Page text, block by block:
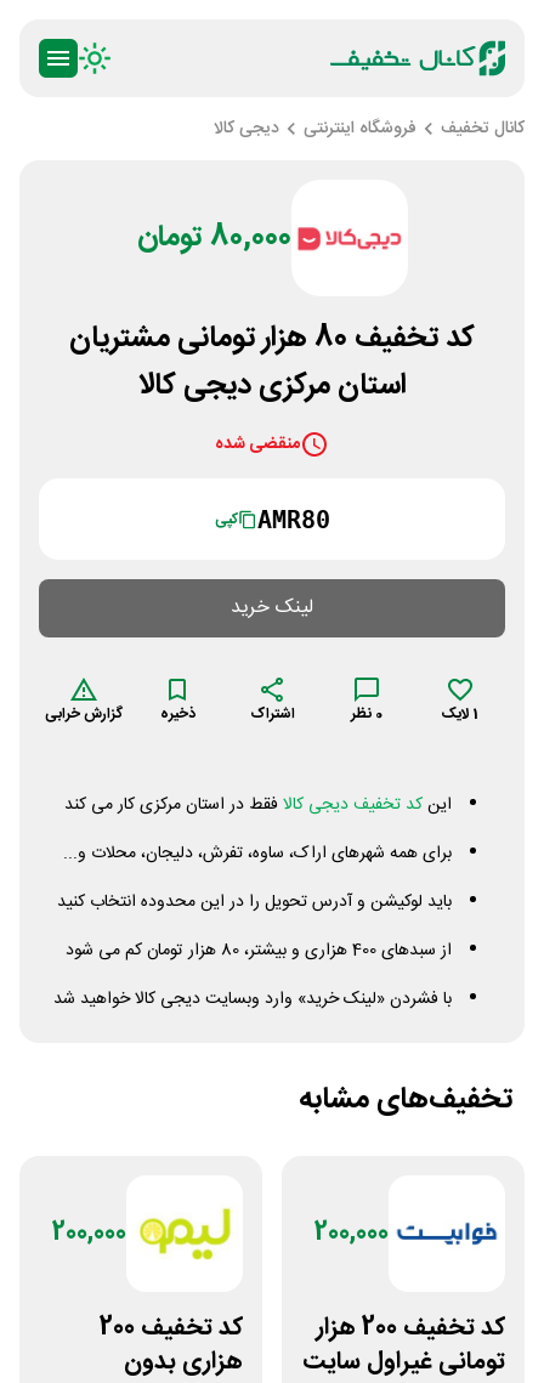
کانال تخفیف فروشگاه اینترنتی دیجی کالا
80,000 تومان
کد تخفیف 80 هزار تومانی مشتریان
استان مرکزی دیجی کالا
منقضی شده
AMR80 کپی
لینک خرید
1لایک 0 نظر اشتراک ذخیره گزارش خرابی
اینکد تخفیف دیجی کالا فقط در استان مرکزی کار می کند
برای همه شهرهای اراک، ساوه، تفرش، دلیجان، محلات و...
باید لوکیشن و آدرس تحویل را در این محدوده انتخاب کنید
از سبدهای 400 هزاری و بیشتر، 80 هزار تومان کم می شود
با فشردن «لینک خرید» وارد وبسایت دیجی کالا خواهید شد
تخفیف‌های مشابه
200,000
کد تخفیف 200 هزار
تومانی غیراول سایت
200,000
کد تخفیف 200
هزاری بدون